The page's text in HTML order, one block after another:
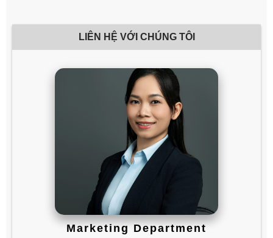
LIÊN HỆ VỚI CHÚNG TÔI
Marketing Department